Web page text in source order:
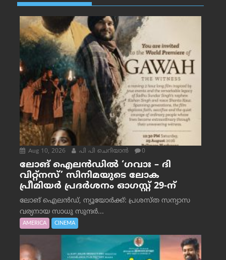
Aug 10, 2026 പി പി ചെറിയാൻ 0
ലോങ് ഐലൻഡിൽ ‘ഗവാഃ – ദി
വിറ്റ്‌നസ്’ സിനിമയുടെ ലോക
പ്രീമിയർ പ്രദർശനം ഓഗസ്റ്റ് 29-ന്
ലോങ് ഐലൻഡ്, ന്യൂയോർക്ക്: പ്രശസ്ത സന്യാസ
വര്യനായ സാധു സുന്ദർ...
AMERICA CINEMA